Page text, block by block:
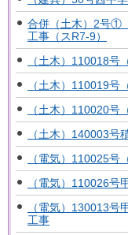
合併（土木）2号①
工事（スR7-9）
（土木）110018号
（土木）110019号
（土木）110020号
（土木）140003号
（電気）110025号
（電気）110026号
（電気）130013号
工事